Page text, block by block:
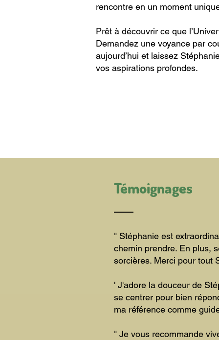
rencontre en un moment
Prêt à découvrir ce que
Demandez une voyance par
aujourd’hui et laissez
vos aspirations profondes.
Témoignages
" Stéphanie est
chemin prendre. En plus,
sorcières. Merci pour tout
' J'adore la douceur de
se centrer pour bien
ma référence comme
" Je vous recommande